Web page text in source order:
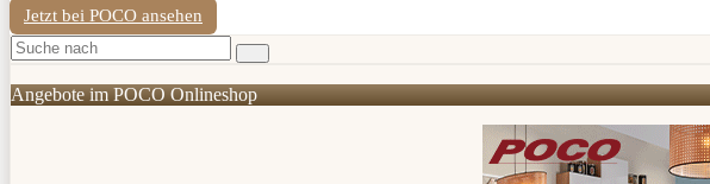
Jetzt bei POCO ansehen
Angebote im POCO Onlineshop